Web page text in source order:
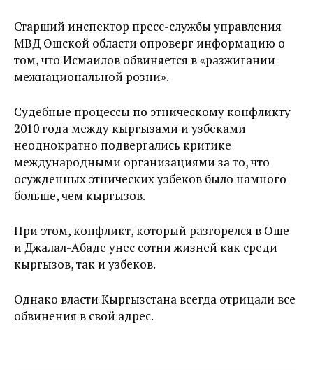
Старший инспектор пресс-службы управления
МВД Ошской области опроверг информацию о
том, что Исмаилов обвиняется в «разжигании
межнациональной розни».
Судебные процессы по этническому конфликту
2010 года между кыргызами и узбеками
неоднократно подвергались критике
международными организациями за то, что
осужденных этнических узбеков было намного
больше, чем кыргызов.
При этом, конфликт, который разгорелся в Оше
и Джалал-Абаде унес сотни жизней как среди
кыргызов, так и узбеков.
Однако власти Кыргызстана всегда отрицали все
обвинения в свой адрес.